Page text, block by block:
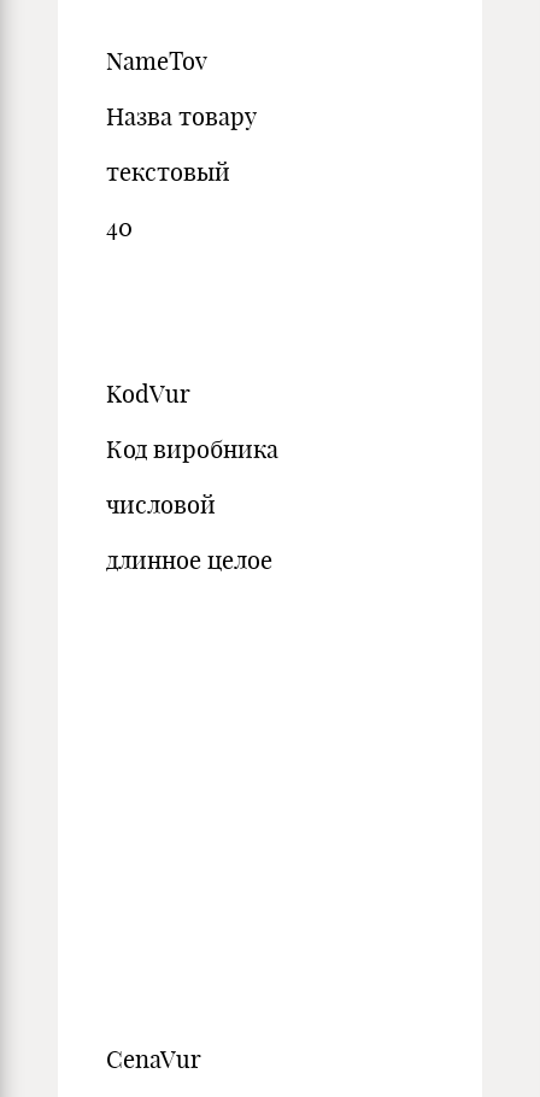
NameTov
Назва товару
текстовый
40
KodVur
Код виробника
числовой
длинное целое
CenaVur